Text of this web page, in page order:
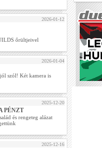
2026-01-12
őrültjeivel
2026-01-04
szól! Két kamera is
2025-12-20
PÉNZT
és rengeteg alázat
2025-12-16